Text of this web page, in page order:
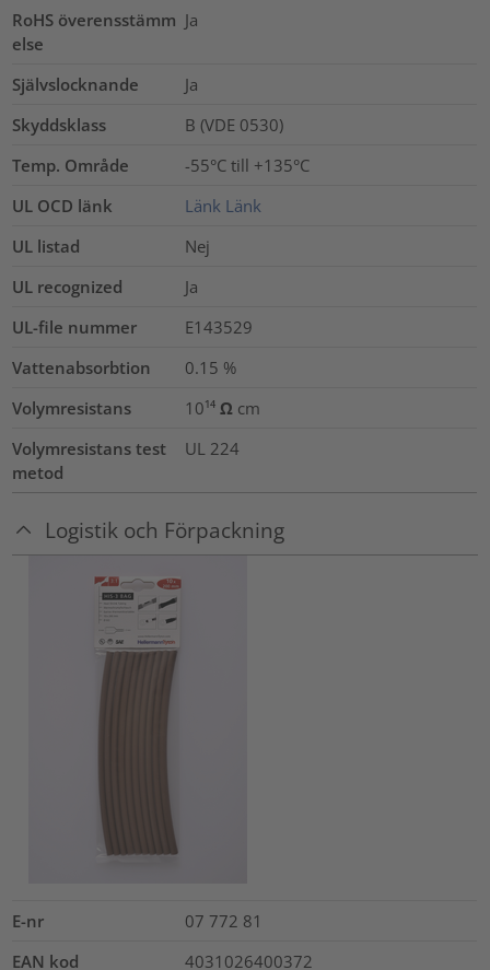
RoHS överensstämm
else
Ja
Självslocknande
Ja
Skyddsklass
B (VDE 0530)
Temp. Område
-55°C till +135°C
UL OCD länk
Länk Länk
UL listad
Nej
UL recognized
Ja
UL-file nummer
E143529
Vattenabsorbtion
0.15 %
Volymresistans
10¹⁴ Ω cm
Volymresistans test
metod
UL 224
Logistik och Förpackning
E-nr
07 772 81
EAN kod
4031026400372